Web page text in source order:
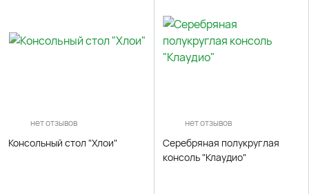
нет отзывов
Консольный стол "Хлои"
нет отзывов
Серебряная полукруглая
консоль "Клаудио"